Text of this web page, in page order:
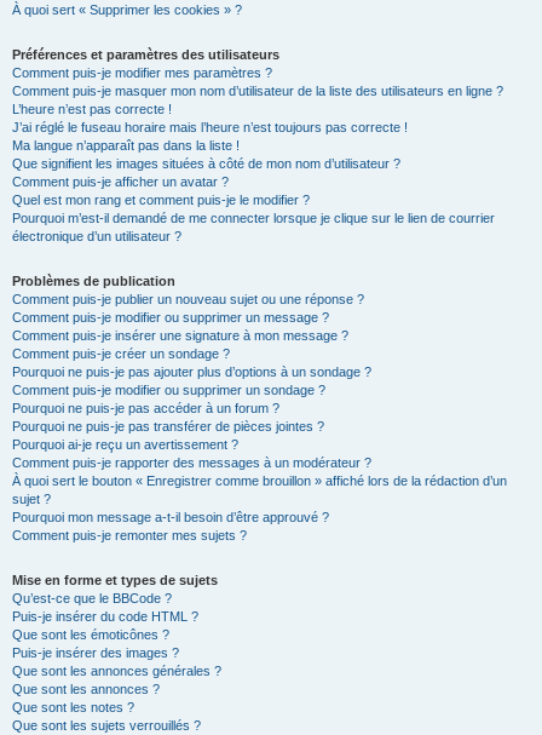
À quoi sert « Supprimer les cookies » ?
Préférences et paramètres des utilisateurs
Comment puis-je modifier mes paramètres ?
Comment puis-je masquer mon nom d’utilisateur de la liste des utilisateurs en ligne ?
L’heure n’est pas correcte !
J’ai réglé le fuseau horaire mais l’heure n’est toujours pas correcte !
Ma langue n’apparaît pas dans la liste !
Que signifient les images situées à côté de mon nom d’utilisateur ?
Comment puis-je afficher un avatar ?
Quel est mon rang et comment puis-je le modifier ?
Pourquoi m’est-il demandé de me connecter lorsque je clique sur le lien de courrier
électronique d’un utilisateur ?
Problèmes de publication
Comment puis-je publier un nouveau sujet ou une réponse ?
Comment puis-je modifier ou supprimer un message ?
Comment puis-je insérer une signature à mon message ?
Comment puis-je créer un sondage ?
Pourquoi ne puis-je pas ajouter plus d’options à un sondage ?
Comment puis-je modifier ou supprimer un sondage ?
Pourquoi ne puis-je pas accéder à un forum ?
Pourquoi ne puis-je pas transférer de pièces jointes ?
Pourquoi ai-je reçu un avertissement ?
Comment puis-je rapporter des messages à un modérateur ?
À quoi sert le bouton « Enregistrer comme brouillon » affiché lors de la rédaction d’un
sujet ?
Pourquoi mon message a-t-il besoin d’être approuvé ?
Comment puis-je remonter mes sujets ?
Mise en forme et types de sujets
Qu’est-ce que le BBCode ?
Puis-je insérer du code HTML ?
Que sont les émoticônes ?
Puis-je insérer des images ?
Que sont les annonces générales ?
Que sont les annonces ?
Que sont les notes ?
Que sont les sujets verrouillés ?